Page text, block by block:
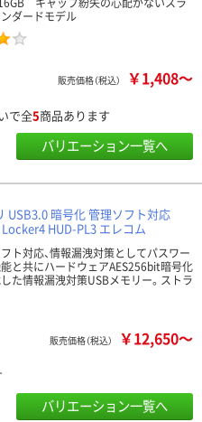
ダードモデル
販売価格（税込） ￥1,408～
で全5商品あります
バリエーション一覧へ
USB3.0 暗号化 管理ソフト対応
HUD-PL3 エレコム
ト対応、情報漏洩対策としてパスワー
と共にハードウェアAES256bit暗号化
た情報漏洩対策USBメモリー。ストラ
販売価格（税込） ￥12,650～
バリエーション一覧へ